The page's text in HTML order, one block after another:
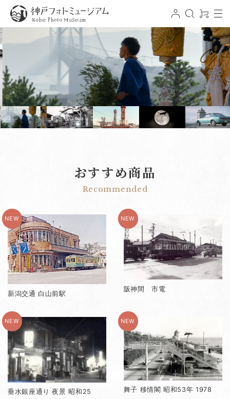
神戸フォトミュージアム
ロ
グ
イ
ン
0
ア
イ
テ
ム
t
g
g
l
e
n
a
v
i
g
a
n
おすすめ商品
Recommended
NEW
新潟交通 白山前駅
NEW
阪神間 市電
NEW
垂水銀座通り 夜景 昭和25
NEW
舞子 移情閣 昭和53年 1978